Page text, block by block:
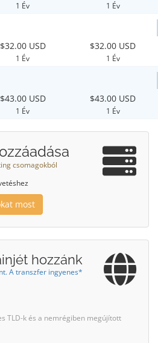
1 Év 1 Év
$32.00 USD
1 Év
$32.00 USD
1 Év
$43.00 USD
1 Év
$43.00 USD
1 Év
csomagokból
most
hozzánk
A transzfer ingyenes*
TLD-k és a nemrégiben megújított